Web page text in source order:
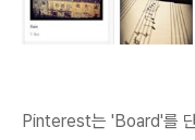
Pinterest는 'Board'를